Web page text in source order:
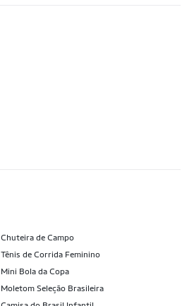
Chuteira de Campo
Tênis de Corrida Feminino
Mini Bola da Copa
Moletom Seleção Brasileira